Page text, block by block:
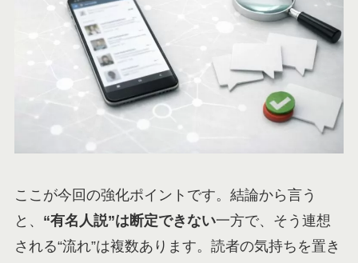
ここが今回の強化ポイントです。結論から言う
と、 “有名人説”は断定できない一方で、そう連想
される“流れ”は複数あります。読者の気持ちを置き